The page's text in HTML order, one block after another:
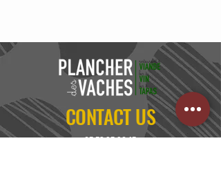
CONTACT US
05 53 95 90 15